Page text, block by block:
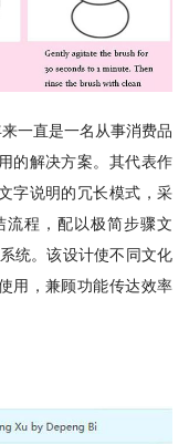
一直是一名从事消费品
的解决方案。其代表作
字说明的冗长模式，采
流程，配以极简步骤文
统。该设计使不同文化
用，兼顾功能传达效率